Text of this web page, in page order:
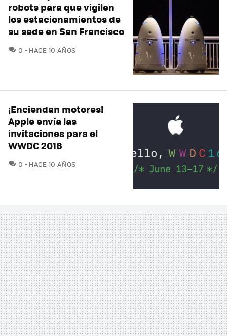
robots para que vigilen
los estacionamientos de
su sede en San Francisco
0 COMENTARIOS
HACE 10 AÑOS
¡Enciendan motores!
Apple envía las
invitaciones para el
WWDC 2016
0 COMENTARIOS
HACE 10 AÑOS